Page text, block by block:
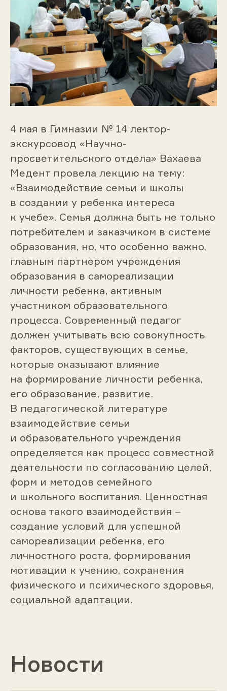
4 мая в Гимназии № 14 лектор-
экскурсовод «Научно-
просветительского отдела» Вахаева
Медент провела лекцию на тему:
«Взаимодействие семьи и школы
в создании у ребенка интереса
к учебе». Семья должна быть не только
потребителем и заказчиком в системе
образования, но, что особенно важно,
главным партнером учреждения
образования в самореализации
личности ребенка, активным
участником образовательного
процесса. Современный педагог
должен учитывать всю совокупность
факторов, существующих в семье,
которые оказывают влияние
на формирование личности ребенка,
его образование, развитие.
В педагогической литературе
взаимодействие семьи
и образовательного учреждения
определяется как процесс совместной
деятельности по согласованию целей,
форм и методов семейного
и школьного воспитания. Ценностная
основа такого взаимодействия –
создание условий для успешной
самореализации ребенка, его
личностного роста, формирования
мотивации к учению, сохранения
физического и психического здоровья,
социальной адаптации.
Новости